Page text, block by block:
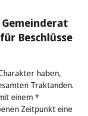
Beschlüsse
haben,
Traktanden.
einem *
Zeitpunkt eine